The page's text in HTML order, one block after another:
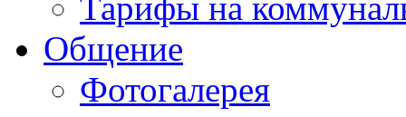
Общение
Фотогалерея